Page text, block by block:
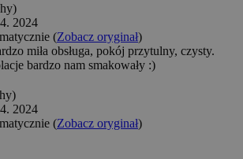
2024
(Zobacz oryginał)
miła obsługa, pokój przytulny, czysty.
bardzo nam smakowały :)
2024
(Zobacz oryginał)